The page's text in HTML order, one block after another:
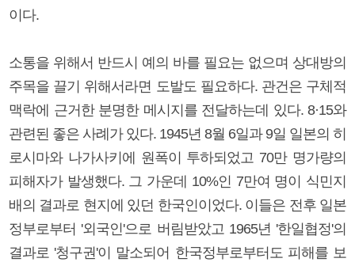
이다.
소통을 위해서 반드시 예의 바를 필요는 없으며 상대방의
주목을 끌기 위해서라면 도발도 필요하다. 관건은 구체적
맥락에 근거한 분명한 메시지를 전달하는데 있다. 8·15와
관련된 좋은 사례가 있다. 1945년 8월 6일과 9일 일본의 히
로시마와 나가사키에 원폭이 투하되었고 70만 명가량의
피해자가 발생했다. 그 가운데 10%인 7만여 명이 식민지
배의 결과로 현지에 있던 한국인이었다. 이들은 전후 일본
정부로부터 '외국인'으로 버림받았고 1965년 '한일협정'의
결과로 '청구권'이 말소되어 한국정부로부터도 피해를 보